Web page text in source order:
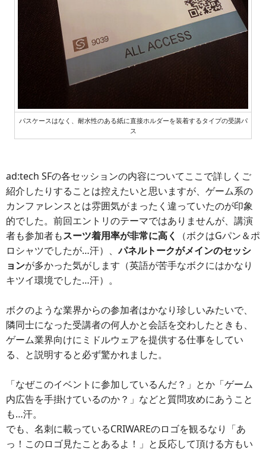
パスケースはなく、耐水性のある紙に直接ホルダーを装着するタイプの受講パ
ス
ad:tech SFの各セッションの内容についてここで詳しくご
紹介したりすることは控えたいと思いますが、ゲーム系の
カンファレンスとは雰囲気がまったく違っていたのが印象
的でした。前回エントリのテーマではありませんが、講演
者も参加者もスーツ着用率が非常に高く
（ボクはGパン＆ポ
ロシャツでしたが…汗）、パネルトークがメインのセッシ
ョンが多かった気がします（英語が苦手なボクにはかなり
キツイ環境でした…汗）。
ボクのような業界からの参加者はかなり珍しいみたいで、
隣同士になった受講者の何人かと会話を交わしたときも、
ゲーム業界向けにミドルウェアを提供する仕事をしてい
る、と説明すると必ず驚かれました。
「なぜこのイベントに参加しているんだ？」とか「ゲーム
内広告を手掛けているのか？」などと質問攻めにあうこと
も…汗。
でも、名刺に載っているCRIWAREのロゴを観るなり「あ
っ！このロゴ見たことあるよ！」と反応して頂ける方もい